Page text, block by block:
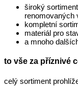
široký
renomovaných
kompletní
materiál pro
a mnoho
to vše za příznivé
celý sortiment